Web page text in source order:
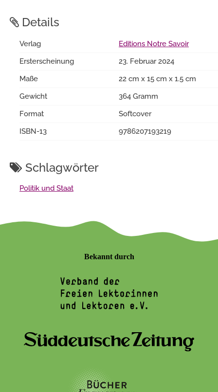
Details
Verlag
Editions Notre Savoir
Ersterscheinung
23. Februar 2024
Maße
22 cm x 15 cm x 1.5 cm
Gewicht
364 Gramm
Format
Softcover
ISBN-13
9786207193219
Schlagwörter
Politik und Staat
Bekannt durch